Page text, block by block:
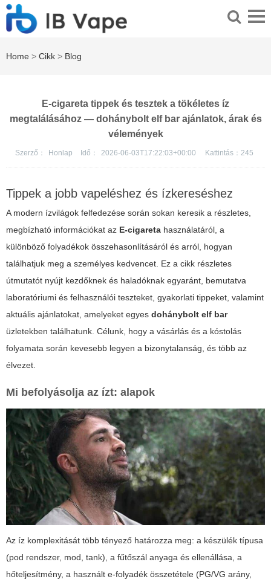
Home > Cikk > Blog
E-cigareta tippek és tesztek a tökéletes íz
megtalálásához — dohánybolt elf bar ajánlatok, árak és
vélemények
Szerző： Honlap Idő： 2026-06-03T17:22:03+00:00 Kattintás： 245
Tippek a jobb vapeléshez és ízkereséshez
A modern ízvilágok felfedezése során sokan keresik a részletes,
megbízható információkat az E-cigareta használatáról, a
különböző folyadékok összehasonlításáról és arról, hogyan
találhatjuk meg a személyes kedvencet. Ez a cikk részletes
útmutatót nyújt kezdőknek és haladóknak egyaránt, bemutatva
laboratóriumi és felhasználói teszteket, gyakorlati tippeket, valamint
aktuális ajánlatokat, amelyeket egyes dohánybolt elf bar
üzletekben találhatunk. Célunk, hogy a vásárlás és a kóstolás
folyamata során kevesebb legyen a bizonytalanság, és több az
élvezet.
Mi befolyásolja az ízt: alapok
Az íz komplexitását több tényező határozza meg: a készülék típusa
(pod rendszer, mod, tank), a fűtőszál anyaga és ellenállása, a
hőteljesítmény, a használt e-folyadék összetétele (PG/VG arány,